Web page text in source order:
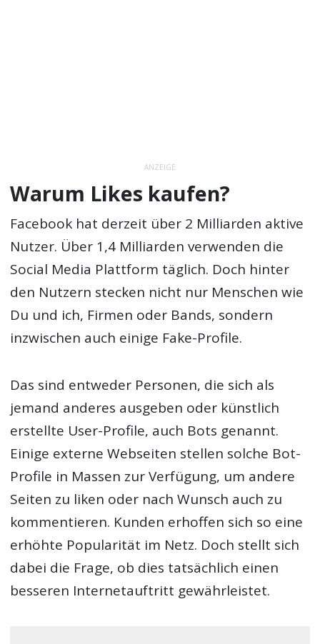
ANZEIGE
Warum Likes kaufen?
Facebook hat derzeit über 2 Milliarden aktive
Nutzer. Über 1,4 Milliarden verwenden die
Social Media Plattform täglich. Doch hinter
den Nutzern stecken nicht nur Menschen wie
Du und ich, Firmen oder Bands, sondern
inzwischen auch einige Fake-Profile.
Das sind entweder Personen, die sich als
jemand anderes ausgeben oder künstlich
erstellte User-Profile, auch Bots genannt.
Einige externe Webseiten stellen solche Bot-
Profile in Massen zur Verfügung, um andere
Seiten zu liken oder nach Wunsch auch zu
kommentieren. Kunden erhoffen sich so eine
erhöhte Popularität im Netz. Doch stellt sich
dabei die Frage, ob dies tatsächlich einen
besseren Internetauftritt gewährleistet.